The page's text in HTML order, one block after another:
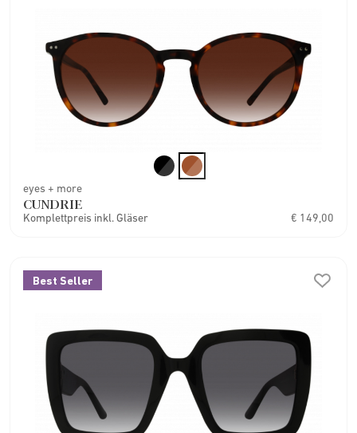
eyes + more
CUNDRIE
Komplettpreis inkl. Gläser € 149,00
Best Seller